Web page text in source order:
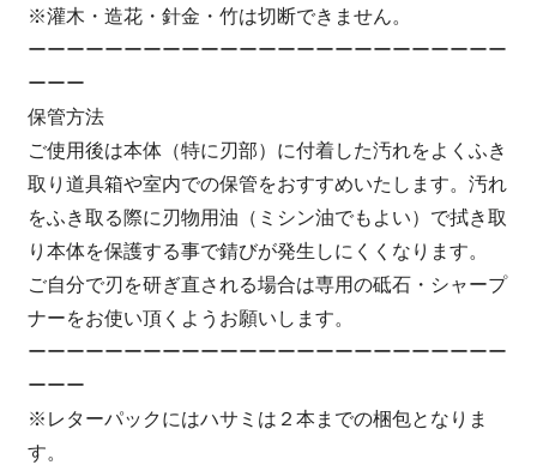
※灌木・造花・針金・竹は切断できません。
ーーーーーーーーーーーーーーーーーーーーーーーーー
ーーー
保管方法
ご使用後は本体（特に刃部）に付着した汚れをよくふき
取り道具箱や室内での保管をおすすめいたします。汚れ
をふき取る際に刃物用油（ミシン油でもよい）で拭き取
り本体を保護する事で錆びが発生しにくくなります。
ご自分で刃を研ぎ直される場合は専用の砥石・シャープ
ナーをお使い頂くようお願いします。
ーーーーーーーーーーーーーーーーーーーーーーーーー
ーーー
※レターパックにはハサミは２本までの梱包となりま
す。